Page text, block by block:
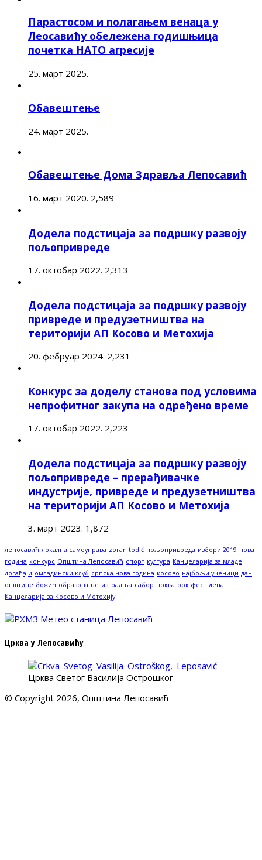
Парастосом и полагањем венаца у
Леосавићу обележена годишњица
почетка НАТО агресије
25. март 2025.
Обавештење
24. март 2025.
Обавештење Дома Здравља Лепосавић
16. март 2020. 2,589
Додела подстицаја за подршку развоју
пољопривреде
17. октобар 2022. 2,313
Додела подстицаја за подршку развоју
привреде и предузетништва на
територији АП Косово и Метохија
20. фебруар 2024. 2,231
Конкурс за доделу станова под условима
непрофитног закупа на одређено време
17. октобар 2022. 2,223
Додела подстицаја за подршку развоју
пољопривреде – прерађивачке
индустрије, привреде и предузетништва
на територији АП Косово и Метохија
3. март 2023. 1,872
лепосавић локална самоуправа zoran todić пољопривреда избори 2019 нова
година конкурс Општина Лепосавић спорт култура Канцеларија за младе
догађаји омладински клуб српска нова година косово најбољи ученици дан
општине божић образовање изградња сабор црква рок фест деца
Канцеларија за Косово и Метохију
Црква у Лепосавићу
Црква Светог Василија Острошког
© Copyright 2026, Општина Лепосавић